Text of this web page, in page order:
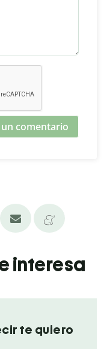
comentario
interesa
te quiero